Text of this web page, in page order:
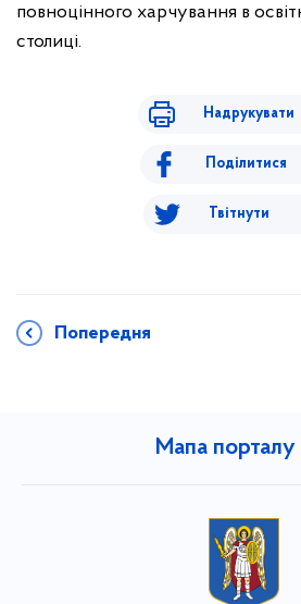
повноцінного харчування в
столиці.
Надрукувати
Поділитися
Твітнути
Попередня
Мапа порталу